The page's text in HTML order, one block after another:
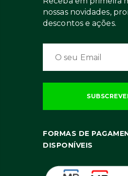
nossas novidades,
descontos e ações.
FORMAS DE
DISPONÍVEIS